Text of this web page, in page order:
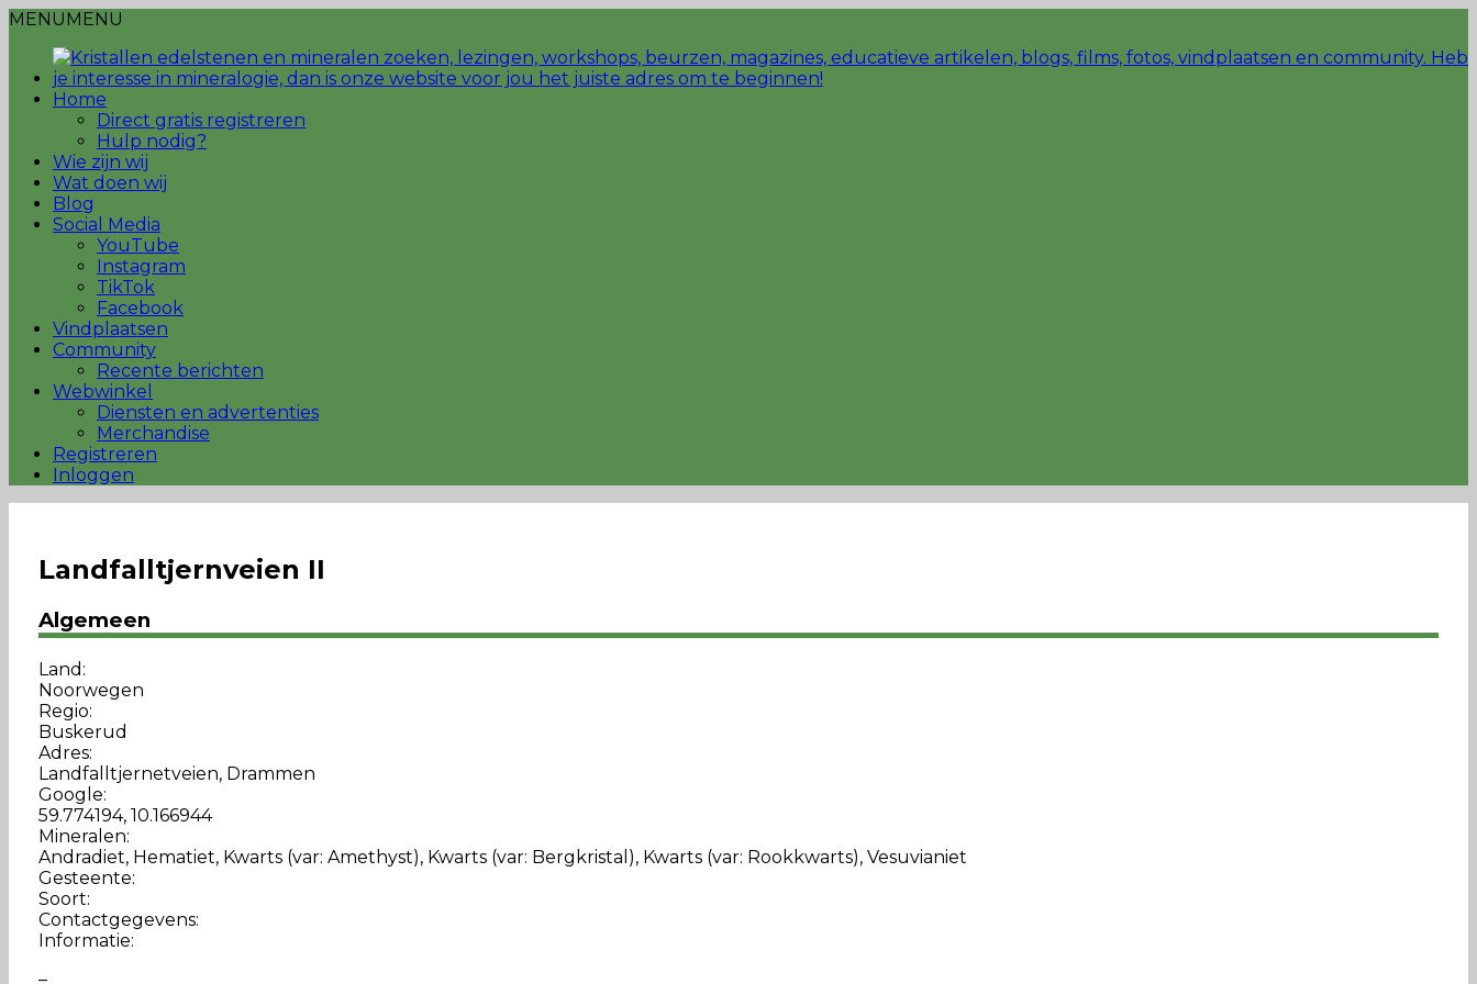
MENUMENU
Home
Direct gratis registreren
Hulp nodig?
Wie zijn wij
Wat doen wij
Blog
Social Media
YouTube
Instagram
TikTok
Facebook
Vindplaatsen
Community
Recente berichten
Webwinkel
Diensten en advertenties
Merchandise
Registreren
Inloggen
Landfalltjernveien II
Algemeen
Land:
Noorwegen
Regio:
Buskerud
Adres:
Landfalltjernetveien, Drammen
Google:
59.774194, 10.166944
Mineralen:
Andradiet, Hematiet, Kwarts (var: Amethyst), Kwarts (var: Bergkristal), Kwarts (var: Rookkwarts), Vesuvianiet
Gesteente:
Soort:
Contactgegevens:
Informatie:
–